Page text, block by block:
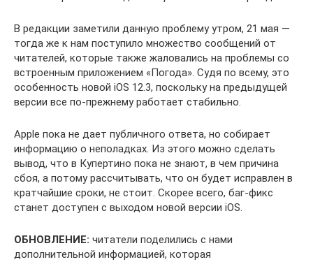
В редакции заметили данную проблему утром, 21 мая —
тогда же к нам поступило множество сообщений от
читателей, которые также жаловались на проблемы со
встроенным приложением «Погода». Судя по всему, это
особенность новой iOS 12.3, поскольку на предыдущей
версии все по-прежнему работает стабильно.
Apple пока не дает публичного ответа, но собирает
информацию о неполадках. Из этого можно сделать
вывод, что в Купертино пока не знают, в чем причина
сбоя, а потому рассчитывать, что он будет исправлен в
кратчайшие сроки, не стоит. Скорее всего, баг-фикс
станет доступен с выходом новой версии iOS.
ОБНОВЛЕНИЕ: читатели поделились с нами
дополнительной информацией, которая